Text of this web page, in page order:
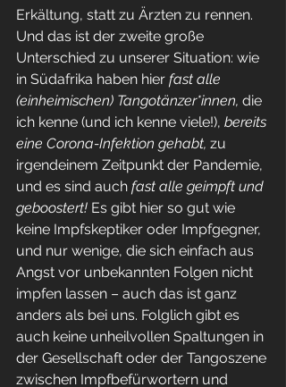
Erkältung, statt zu Ärzten zu rennen.
Und das ist der zweite große
Unterschied zu unserer Situation: wie
in Südafrika haben hier fast alle
(einheimischen) Tangotänzer*innen, die
ich kenne (und ich kenne viele!), bereits
eine Corona-Infektion gehabt, zu
irgendeinem Zeitpunkt der Pandemie,
und es sind auch fast alle geimpft und
geboostert! Es gibt hier so gut wie
keine Impfskeptiker oder Impfgegner,
und nur wenige, die sich einfach aus
Angst vor unbekannten Folgen nicht
impfen lassen – auch das ist ganz
anders als bei uns. Folglich gibt es
auch keine unheilvollen Spaltungen in
der Gesellschaft oder der Tangoszene
zwischen Impfbefürwortern und